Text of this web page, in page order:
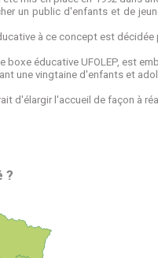
un public d'enfants et de
à ce concept est
boxe éducative UFOLEP, est
une vingtaine d'enfants et
d'élargir l'accueil de façon à
?